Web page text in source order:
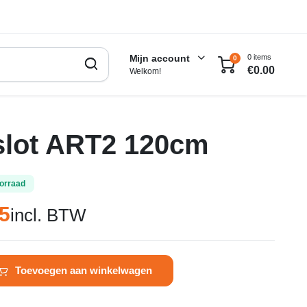
Mijn account
Welkom!
0 0 items
€0.00
ART2 120cm
incl. BTW
Toevoegen aan winkelwagen